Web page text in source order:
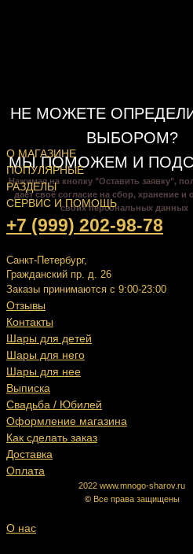
НЕ МОЖЕТЕ
ВЫБОРОМ?
МЫ ПОМОЖЕМ И
Нажимая на кнопку "Оставить заявку",
даёт своё согласие на сбор, хранение и
своих персональных данных
О МАГАЗИНЕ
ПОПУЛЯРНЫЕ
РАЗДЕЛЫ
СЕРВИС И ПОМОЩЬ
+7 (999) 202-98-78
Санкт-Петербург,
Гражданский пр. д. 26
Заказы принимаются с 9:00-23:00
Отзывы
Контакты
Шары для детей
Шары для него
Шары для нее
Выписка
Свадьба / Юбилей
Оформление магазина
Как сделать заказ
Доставка
Оплата
2022 www.mnogo-sharov.ru
© Все права защищены
О нас